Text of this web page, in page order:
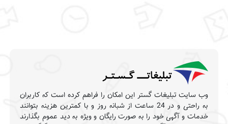
وب سایت تبلیغات گستر این امکان را فراهم کرده است که کاربران
به راحتی و در 24 ساعت از شبانه روز و با کمترین هزینه بتوانند
خدمات و آگهی خود را به صورت رایگان و ویژه به دید عموم بگذارند